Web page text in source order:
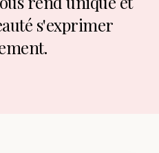
s'exprimer